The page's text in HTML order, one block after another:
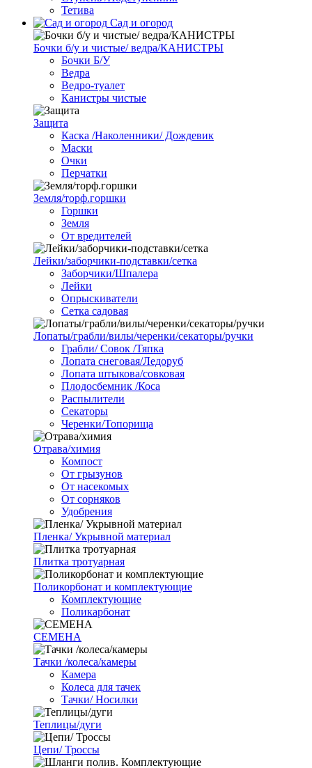
Тетива
Сад и огород
Бочки б/у и чистые/ ведра/КАНИСТРЫ
Бочки Б/У
Ведра
Ведро-туалет
Канистры чистые
Защита
Каска /Наколенники/ Дождевик
Маски
Очки
Перчатки
Земля/торф.горшки
Горшки
Земля
От вредителей
Лейки/заборчики-подставки/сетка
Заборчики/Шпалера
Лейки
Опрыскиватели
Сетка садовая
Лопаты/грабли/вилы/черенки/секаторы/ручки
Грабли/ Совок /Тяпка
Лопата снеговая/Ледоруб
Лопата штыкова/совковая
Плодосбемник /Коса
Распылители
Секаторы
Черенки/Топорища
Отрава/химия
Компост
От грызунов
От насекомых
От сорняков
Удобрения
Пленка/ Укрывной материал
Плитка тротуарная
Поликорбонат и комплектующие
Комплектующие
Поликарбонат
СЕМЕНА
Тачки /колеса/камеры
Камера
Колеса для тачек
Тачки/ Носилки
Теплицы/дуги
Цепи/ Троссы